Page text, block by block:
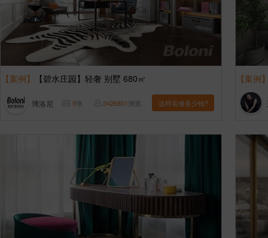
【案例】 【碧水庄园】轻奢 别墅 680㎡
博洛尼 9张 2426801浏览 这样装修多少钱?
【案例